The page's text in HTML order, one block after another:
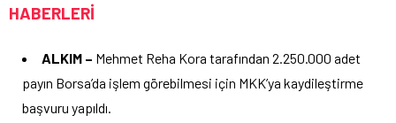
HABERLERİ
ALKIM – Mehmet Reha Kora tarafından 2.250.000 adet
payın Borsa’da işlem görebilmesi için MKK’ya kaydileştirme
başvuru yapıldı.